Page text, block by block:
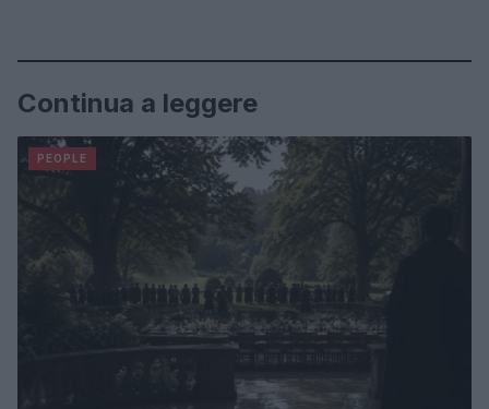
Continua a leggere
PEOPLE